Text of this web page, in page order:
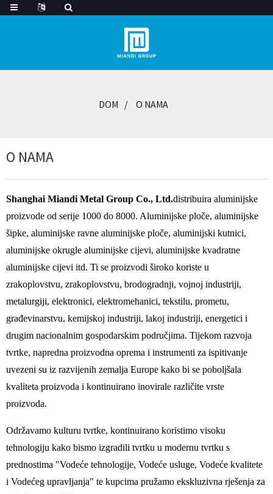
DOM O NAMA
O NAMA
Shanghai Miandi Metal Group Co., Ltd.distribuira aluminijske
proizvode od serije 1000 do 8000. Aluminijske ploče, aluminijske
šipke, aluminijske ravne aluminijske ploče, aluminijski kutnici,
aluminijske okrugle aluminijske cijevi, aluminijske kvadratne
aluminijske cijevi itd. Ti se proizvodi široko koriste u
zrakoplovstvu, zrakoplovstvu, brodogradnji, vojnoj industriji,
metalurgiji, elektronici, elektromehanici, tekstilu, prometu,
građevinarstvu, kemijskoj industriji, lakoj industriji, energetici i
drugim nacionalnim gospodarskim područjima. Tijekom razvoja
tvrtke, napredna proizvodna oprema i instrumenti za ispitivanje
uvezeni su iz razvijenih zemalja Europe kako bi se poboljšala
kvaliteta proizvoda i kontinuirano inovirale različite vrste
proizvoda.
Održavamo kulturu tvrtke, kontinuirano koristimo visoku
tehnologiju kako bismo izgradili tvrtku u modernu tvrtku s
prednostima "Vodeće tehnologije, Vodeće usluge, Vodeće kvalitete
i Vodećeg upravljanja" te kupcima pružamo ekskluzivna rješenja za